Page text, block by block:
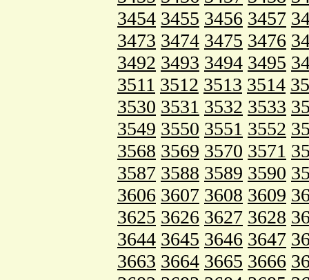
3454 3455 3456 3457
3473 3474 3475 3476
3492 3493 3494 3495
3511 3512 3513 3514
3530 3531 3532 3533
3549 3550 3551 3552
3568 3569 3570 3571
3587 3588 3589 3590
3606 3607 3608 3609
3625 3626 3627 3628
3644 3645 3646 3647
3663 3664 3665 3666